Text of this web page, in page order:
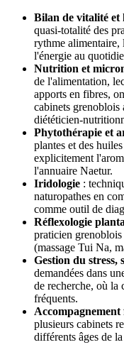
Bilan de vitalité et
quasi-totalité des
rythme alimentaire,
l'énergie au
Nutrition et
de l'alimentation,
apports en fibres,
cabinets grenoblois
diététicien-
Phytothérapie et
plantes et des
explicitement
l'annuaire Naetur.
Iridologie :
naturopathes en
comme outil de
Réflexologie
praticien grenoblois
(massage Tui Na,
Gestion du stress,
demandées dans
de recherche, où la
fréquents.
plusieurs cabinets
différents âges de